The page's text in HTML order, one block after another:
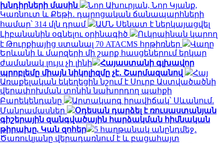
խնդիրների մասին
Նոր Ախուրյան, Նոր Կյանք,
Կառնուտ և Քեթի․ դպրոցական ճանապարհների
համար՝ 314 մլն դրամ
ԱՄՆ Սենատ է ներկայացվել
Լիբանանին օգնելու օրինագիծ
Ուկրաինան կարող
է Թուրքիայից ստանալ 70 ATACMS հրթիռներ
Վաղը
Երևանի և մարզերի մի շարք հասցեներում երկար
ժամանակ լույս չի լինի
Հայաստանի գլխավոր
պրոբլեմը միայն նիկոլիզմը չէ․ Շարմազանով
Հայ
Առաքելական եկեղեցին նշում է Սուրբ Աստվածածնի
վերափոխման տոնին նախորդող պահքի
Բարեկենդանը
Արտակարգ իրավիճակ՝ Սևանում.
Մանրամասներ
Օդեսան դարձել է ռուսաստանյան
գիշերային զանգվածային հարձակման հիմնական
թիրախը. Կան զոհեր
5 հաղթանակ անընդմեջ․
Ծառուկյանը վերադառնում է և բացահայտ